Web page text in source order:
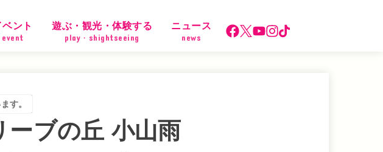
ベント
event
遊ぶ・観光・体験する
play・shightseeing
ニュース
news
す。
ーブの丘 小山雨